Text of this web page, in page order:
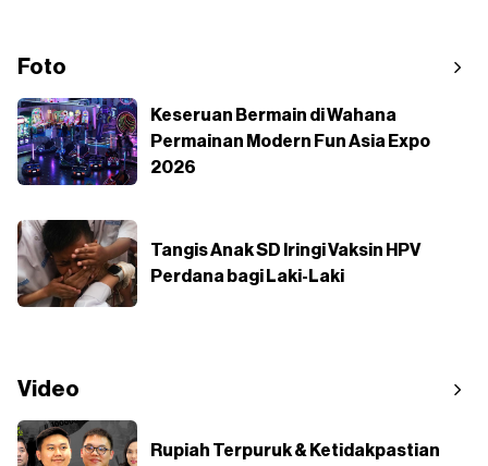
Foto
Keseruan Bermain di Wahana
Permainan Modern Fun Asia Expo
2026
Tangis Anak SD Iringi Vaksin HPV
Perdana bagi Laki-Laki
Video
Rupiah Terpuruk & Ketidakpastian